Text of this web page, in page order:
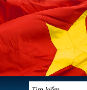
BIỂU MẪU TÌM KIẾM